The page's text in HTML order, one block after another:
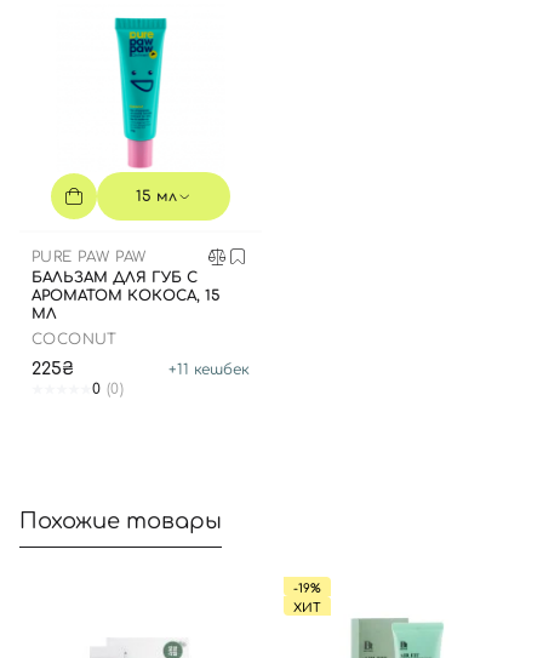
15 мл
PURE PAW PAW
БАЛЬЗАМ ДЛЯ ГУБ С
АРОМАТОМ КОКОСА, 15
МЛ
COCONUT
225₴ +11 кешбек
0 (0)
Похожие товары
-19%
ХИТ
Вход
Номер телефона
Отправляя форму для авторизации/регистрации, вы
принимаете условия